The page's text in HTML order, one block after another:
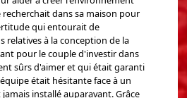
recherchait dans sa maison pour
qui entourait de
relatives à la conception de la
pour le couple d'investir dans
sûrs d'aimer et qui était garanti
était hésitante face à un
installé auparavant. Grâce